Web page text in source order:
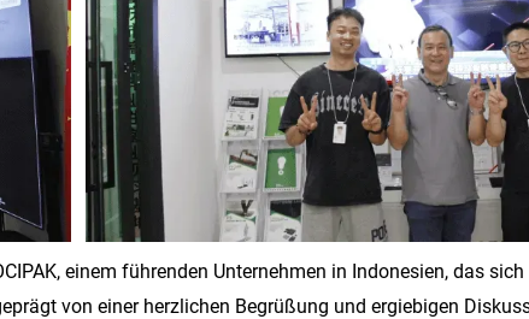
einem führenden Unternehmen in Indonesien, das
von einer herzlichen Begrüßung und ergiebigen